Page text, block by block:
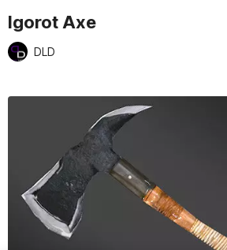
Igorot Axe
DLD
現在のスライド：1 / 7